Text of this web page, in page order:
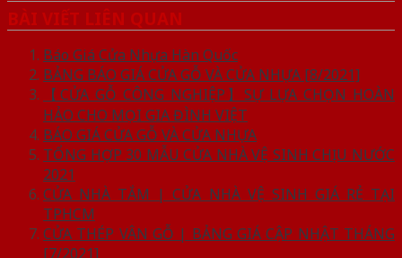
BÀI VIẾT LIÊN QUAN
Báo Giá Cửa Nhựa Hàn Quốc
BẢNG BÁO GIÁ CỬA GỖ VÀ CỬA NHỰA [8/2021]
【CỬA GỖ CÔNG NGHIỆP】SỰ LỰA CHỌN HOÀN
HẢO CHO MỌI GIA ĐÌNH VIỆT
BÁO GIÁ CỬA GỖ VÀ CỬA NHỰA
TỔNG HỢP 30 MẪU CỬA NHÀ VỆ SINH CHỊU NƯỚC
2021
CỬA NHÀ TẮM | CỬA NHÀ VỆ SINH GIÁ RẺ TẠI
TPHCM
CỬA THÉP VÂN GỖ | BẢNG GIÁ CẬP NHẬT THÁNG
[7/2021]